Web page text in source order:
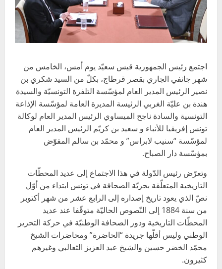
اجتمع رئيس الجمهورية قيس سعيّد يوم أمس، الخامس من
شهر جانفي الجاري بقصر قرطاج، بكلّ من السيد شكري بن
نصير الرئيس المدير العام لمؤسّسة التلفزة التونسيّة والسيدة
هندة بن عليّة الغربي الرئيسة المديرة العامة لمؤسّسة الإذاعة
التونسية والسادة ناجح الميساوي الرئيس المدير العام لوكالة
تونس إفريقيا للأنباء و سعيد بن كريّم الرئيس المدير العام
لمؤسّسة “سنيب لابراس” و محمّد بن سالم المفوّض
بمؤسّسة دار الصباح.
وتعرّض رئيس الدّولة في هذا الاجتماع إلى عديد المحطّات
التاريخية المتعلّقة بحريّة الصحافة في تونس ابتداء من أوّل
نصّ الذي يعود تاريخ إصداره إلى الرابع عشر من شهر أكتوبر
من سنة 1884 إلى النّصوص الحاليّة متوقّفا عند عديد
المحطّات التاريخية ودور الصحافة الوطنيّة في حركة التحرير
الوطني وليس أقلّها جريدة “الحاضرة” ومحاضرات الشيخ
محمّد الخضر حسين والشيخ عبد العزيز الثعالبي وغيرهم
كثيرون.